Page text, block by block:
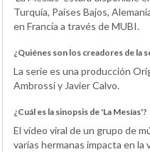
Turquía, Países Bajos,
en Francia a través de MUBI.
¿Quiénes son los creadores de la
La serie es una producción
Ambrossi y Javier Calvo.
¿Cuál es la sinopsis de 'La Mesías'?
El vídeo viral de un grupo de
varias hermanas impacta en la